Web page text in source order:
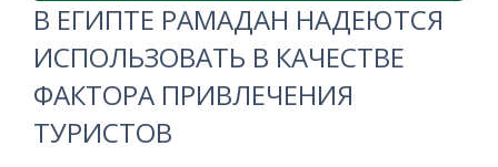
В ЕГИПТЕ РАМАДАН НАДЕЮТСЯ
ИСПОЛЬЗОВАТЬ В КАЧЕСТВЕ
ФАКТОРА ПРИВЛЕЧЕНИЯ
ТУРИСТОВ